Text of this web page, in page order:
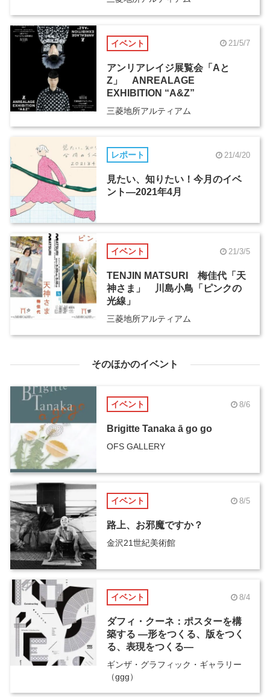
イベント 21/5/7
アンリアレイジ展覧会「Aと
Z」 ANREALAGE
EXHIBITION “A&Z”
三菱地所アルティアム
レポート 21/4/20
見たい、知りたい！今月のイベ
ント―2021年4月
イベント 21/3/5
TENJIN MATSURI 梅佳代「天
神さま」 川島小鳥「ピンクの
光線」
三菱地所アルティアム
そのほかのイベント
イベント 8/6
Brigitte Tanaka ā go go
OFS GALLERY
イベント 8/5
路上、お邪魔ですか？
金沢21世紀美術館
イベント 8/4
ダフィ・クーネ：ポスターを構
築する ―形をつくる、版をつく
る、表現をつくる―
ギンザ・グラフィック・ギャラリー
（ggg）